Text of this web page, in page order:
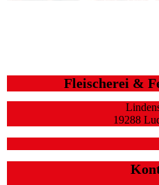
Fleischerei &
19288